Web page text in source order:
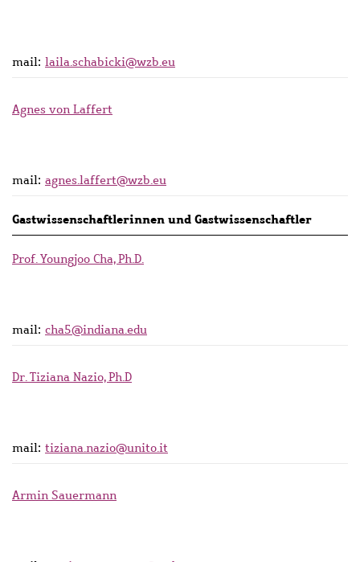
mail: laila.schabicki@wzb.eu
Agnes von Laffert
mail: agnes.laffert@wzb.eu
Gastwissenschaftlerinnen und Gastwissenschaftler
Prof. Youngjoo Cha, Ph.D.
mail: cha5@indiana.edu
Dr. Tiziana Nazio, Ph.D
mail: tiziana.nazio@unito.it
Armin Sauermann